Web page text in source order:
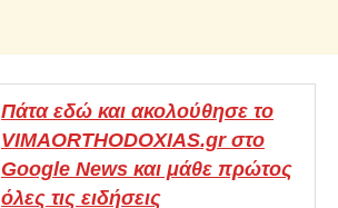
Πάτα εδώ και ακολούθησε το
VIMAORTHODOXIAS.gr στο
Google News και μάθε πρώτος
όλες τις ειδήσεις